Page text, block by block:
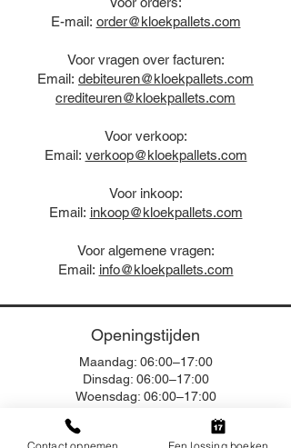
E-mail: order@kloekpallets.com
Voor vragen over facturen:
Email: debiteuren@kloekpallets.com
crediteuren@kloekpallets.com
Voor verkoop:
Email: verkoop@kloekpallets.com
Voor inkoop:
Email: inkoop@kloekpallets.com
Voor algemene vragen:
Email: info@kloekpallets.com
Openingstijden
Maandag: 06:00–17:00
Dinsdag: 06:00–17:00
Woensdag: 06:00–17:00
Contact opnemen Een lossing boeken